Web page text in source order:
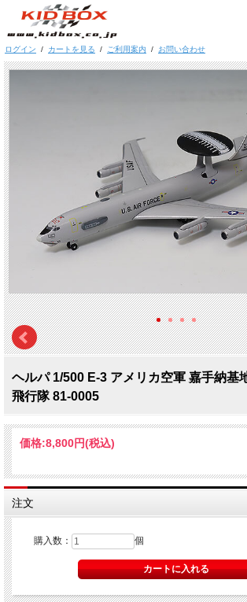
ログイン / カートを見る / ご利用案内 / お問い合わせ
ヘルパ 1/500 E-3 アメリカ空軍 嘉手納基
飛行隊 81-0005
価格:8,800円(税込)
注文
購入数： 個